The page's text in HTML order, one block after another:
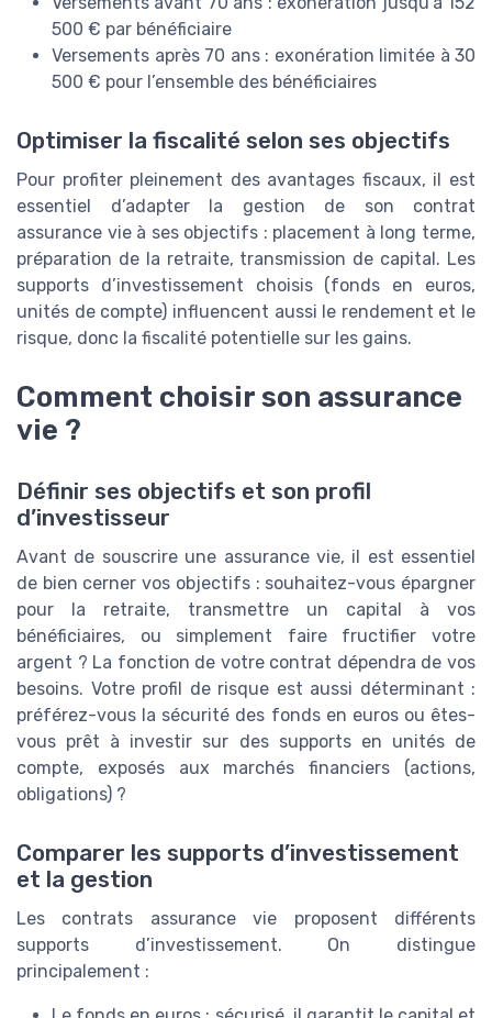
500 € par bénéficiaire
Versements après 70 ans : exonération limitée à 30
500 € pour l’ensemble des bénéficiaires
Optimiser la fiscalité selon ses objectifs
Pour profiter pleinement des avantages fiscaux, il est
essentiel d’adapter la gestion de son contrat
assurance vie à ses objectifs : placement à long terme,
préparation de la retraite, transmission de capital. Les
supports d’investissement choisis (fonds en euros,
unités de compte) influencent aussi le rendement et le
risque, donc la fiscalité potentielle sur les gains.
Comment choisir son assurance
vie ?
Définir ses objectifs et son profil
d’investisseur
Avant de souscrire une assurance vie, il est essentiel
de bien cerner vos objectifs : souhaitez-vous épargner
pour la retraite, transmettre un capital à vos
bénéficiaires, ou simplement faire fructifier votre
argent ? La fonction de votre contrat dépendra de vos
besoins. Votre profil de risque est aussi déterminant :
préférez-vous la sécurité des fonds en euros ou êtes-
vous prêt à investir sur des supports en unités de
compte, exposés aux marchés financiers (actions,
obligations) ?
Comparer les supports d’investissement
et la gestion
Les contrats assurance vie proposent différents
supports d’investissement. On distingue
principalement :